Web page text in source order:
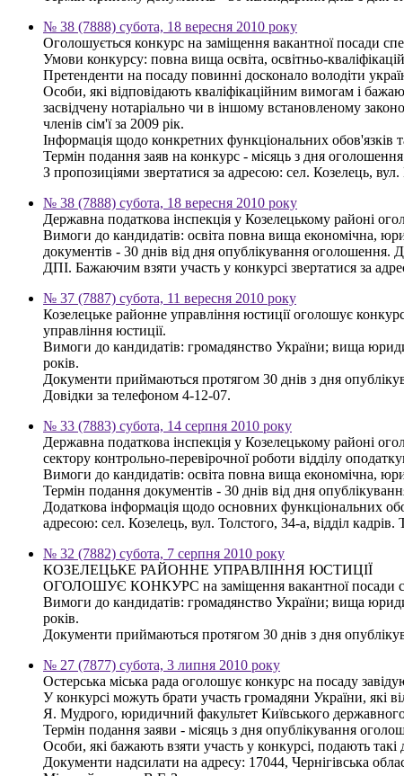
№ 38 (7888) субота, 18 вересня 2010 року
Оголошується конкурс на заміщення вакантної посади
Умови конкурсу: повна вища освіта, освітньо-
Претенденти на посаду повинні досконало володіти
Особи, які відповідають кваліфікаційним вимогам і
засвідчену нотаріально чи в іншому встановленому
членів сім'ї за 2009 рік.
Інформація щодо конкретних функціональних обов'язків
Термін подання заяв на конкурс - місяць з дня
З пропозиціями звертатися за адресою: сел. Козелець,
№ 38 (7888) субота, 18 вересня 2010 року
Державна податкова інспекція у Козелецькому районі
Вимоги до кандидатів: освіта повна вища економічна,
документів - 30 днів від дня опублікування
ДПІ. Бажаючим взяти участь у конкурсі звертатися за
№ 37 (7887) субота, 11 вересня 2010 року
Козелецьке районне управління юстиції оголошує конкурс
управління юстиції.
Вимоги до кандидатів: громадянство України; вища
років.
Документи приймаються протягом 30 днів з дня
Довідки за телефоном 4-12-07.
№ 33 (7883) субота, 14 серпня 2010 року
Державна податкова інспекція у Козелецькому районі
сектору контрольно-перевірочної роботи відділу
Вимоги до кандидатів: освіта повна вища економічна,
Термін подання документів - 30 днів від дня
Додаткова інформація щодо основних функціональних
адресою: сел. Козелець, вул. Толстого, 34-а, відділ кадрів.
№ 32 (7882) субота, 7 серпня 2010 року
КОЗЕЛЕЦЬКЕ РАЙОННЕ УПРАВЛІННЯ ЮСТИЦІЇ
ОГОЛОШУЄ КОНКУРС на заміщення вакантної посади
Вимоги до кандидатів: громадянство України; вища
років.
Документи приймаються протягом 30 днів з дня
№ 27 (7877) субота, 3 липня 2010 року
Остерська міська рада оголошує конкурс на посаду
У конкурсі можуть брати участь громадяни України,
Я. Мудрого, юридичний факультет Київського
Термін подання заяви - місяць з дня опублікування
Особи, які бажають взяти участь у конкурсі, подають
Документи надсилати на адресу: 17044, Чернігівська